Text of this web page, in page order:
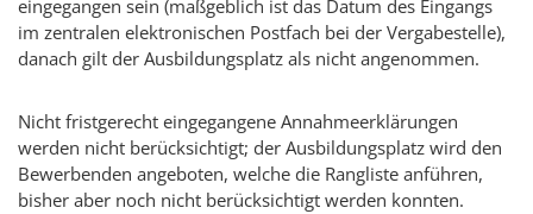
eingegangen sein (maßgeblich ist das Datum des Eingangs
im zentralen elektronischen Postfach bei der Vergabestelle),
danach gilt der Ausbildungsplatz als nicht angenommen.
Nicht fristgerecht eingegangene Annahmeerklärungen
werden nicht berücksichtigt; der Ausbildungsplatz wird den
Bewerbenden angeboten, welche die Rangliste anführen,
bisher aber noch nicht berücksichtigt werden konnten.